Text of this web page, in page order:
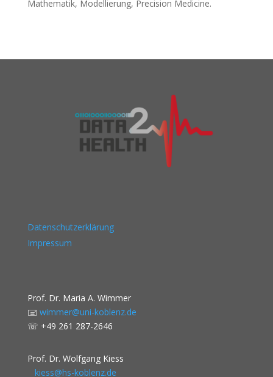
Mathematik, Modellierung, Precision Medicine.
Datenschutzerklärung
Impressum
Prof. Dr. Maria A. Wimmer
🖃 wimmer@uni-koblenz.de
☏ +49 261 287-2646
Prof. Dr. Wolfgang Kiess
kiess@hs-koblenz.de